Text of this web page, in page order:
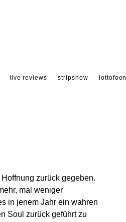
live reviews stripshow lottofoon
zurück gegeben.
mal weniger
in jenem Jahr ein wahren
Soul zurück geführt zu